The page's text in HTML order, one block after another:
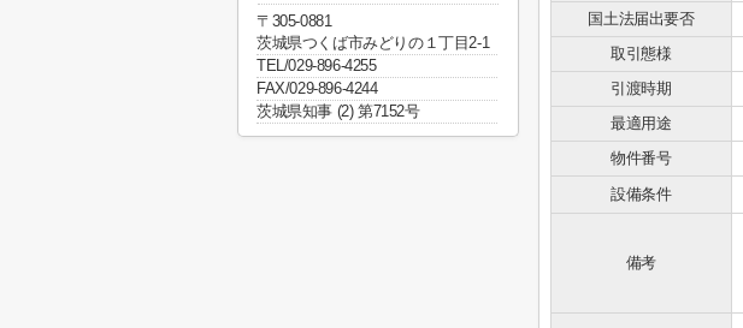
国土法届出要否
取引態様
引渡時期
最適用途
物件番号
設備条件
備考
〒305-0881
茨城県つくば市みどりの１丁目2-1
TEL/029-896-4255
FAX/029-896-4244
茨城県知事 (2) 第7152号